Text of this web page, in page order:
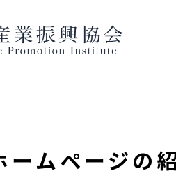
ームページの